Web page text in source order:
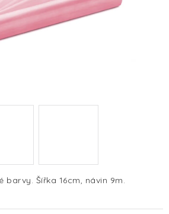
barvy. Šířka 16cm, návin 9m.